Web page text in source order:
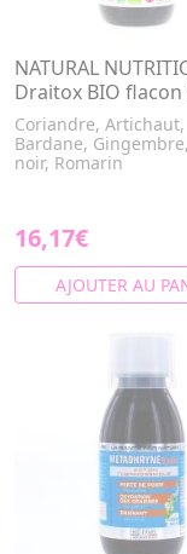
NATURAL
Draitox BIO flacon
Coriandre, Artichaut,
Bardane,
noir, Romarin
16,17€
AJOUTER AU